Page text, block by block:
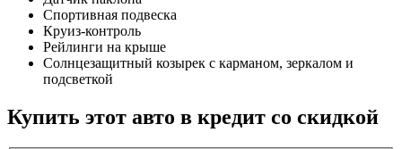
Спортивная подвеска
Круиз-контроль
Рейлинги на крыше
Солнцезащитный козырек с карманом, зеркалом и
подсветкой
Купить этот авто в кредит со скидкой